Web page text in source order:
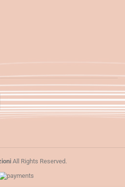
All Rights Reserved.